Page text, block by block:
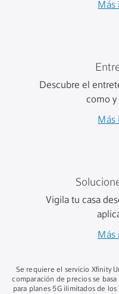
Más
Descubre el
como y
Más
Vigila tu casa
Más
Se requiere el servicio Xfinity
comparación de precios se
para planes 5G ilimitados de